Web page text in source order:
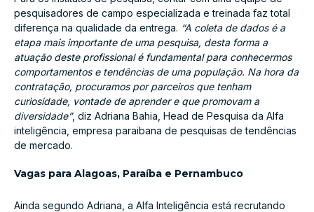
pesquisadores de campo especializada e treinada faz total
diferença na qualidade da entrega. “A coleta de dados é a
etapa mais importante de uma pesquisa, desta forma a
atuação deste profissional é fundamental para conhecermos
comportamentos e tendências de uma população. Na hora da
contratação, procuramos por parceiros que tenham
curiosidade, vontade de aprender e que promovam a
diversidade”, diz Adriana Bahia, Head de Pesquisa da Alfa
inteligência, empresa paraibana de pesquisas de tendências
de mercado.
Vagas para Alagoas, Paraíba e Pernambuco
Ainda segundo Adriana, a Alfa Inteligência está recrutando